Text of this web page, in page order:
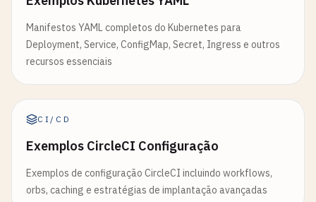
Manifestos YAML completos do Kubernetes para
Deployment, Service, ConfigMap, Secret, Ingress e outros
recursos essenciais
CI/CD
Exemplos CircleCI Configuração
Exemplos de configuração CircleCI incluindo workflows,
orbs, caching e estratégias de implantação avançadas